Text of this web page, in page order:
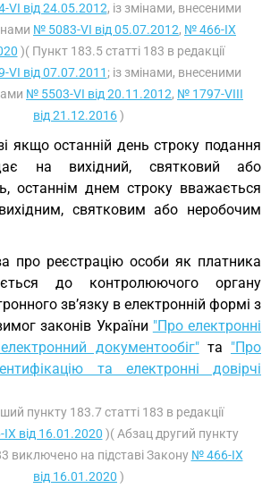
VI від 24.05.2012, із змінами, внесеними
№ 5083-VI від 05.07.2012, № 466-IX
)( Пункт 183.5 статті 183 в редакції
VI від 07.07.2011 ; із змінами, внесеними
№ 5503-VI від 20.11.2012, № 1797-VIII
від 21.12.2016)
якщо останній день строку подання
на вихідний, святковий або
останнім днем строку вважається
святковим або неробочим
про реєстрацію особи як платника
до контролюючого органу
зв’язку в електронній формі з
законів України "Про електронні
документообіг"та "Про
та електронні довірчі
пункту 183.7 статті 183 в редакції
від 16.01.2020 )( Абзац другий пункту
виключено на підставі Закону № 466-IX
від 16.01.2020 )